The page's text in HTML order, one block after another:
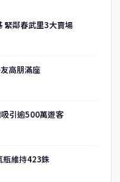
鄰春武里3大賣場
高朋滿座
引逾500萬遊客
瓶維持423銖